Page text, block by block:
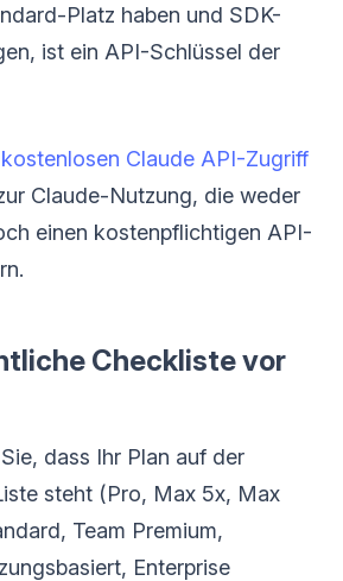
Platz haben und SDK-
ist ein API-Schlüssel der
Claude API-Zugriff
Claude-Nutzung, die weder
einen kostenpflichtigen API-
Checkliste vor
dass Ihr Plan auf der
steht (Pro, Max 5x, Max
Team Premium,
Enterprise